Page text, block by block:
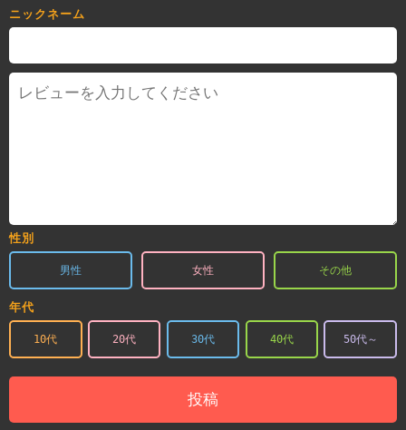
ニックネーム
性別
男性 女性 その他
年代
10代 20代 30代 40代 50代～
投稿